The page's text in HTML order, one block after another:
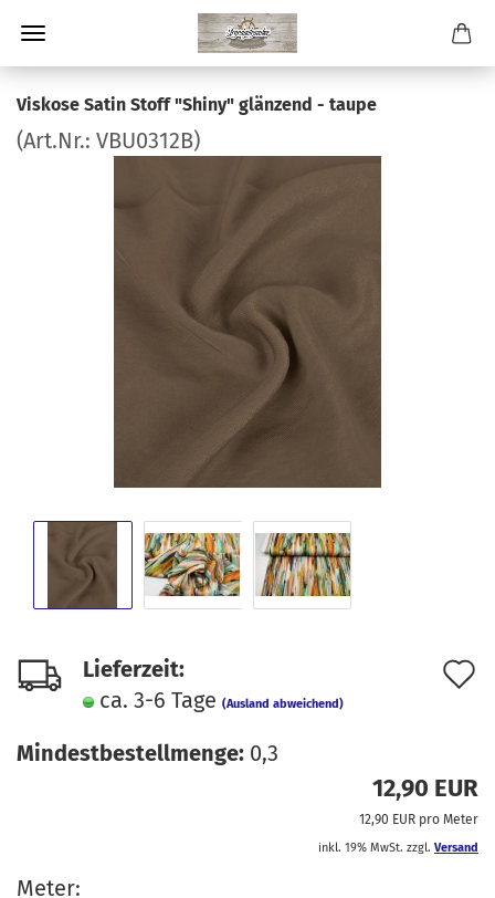
Viskose Satin Stoff "Shiny" glänzend - taupe
(Art.Nr.: VBU0312B)
Lieferzeit:
ca. 3-6 Tage (Ausland abweichend)
Mindestbestellmenge: 0,3
12,90 EUR
12,90 EUR pro Meter
inkl. 19% MwSt. zzgl. Versand
Meter: